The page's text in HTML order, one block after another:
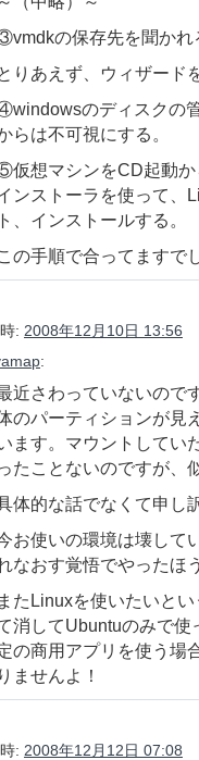
の保存先を聞かれ
りあえず、ウィザード
のディスクの
らは不可視にする。
仮想マシンをCD起動か
ンストーラを使って、
ト、インストールする。
の手順で合ってますで
: 2008年12月10日 13:56
:
近さわっていないので
のパーティションが見
ます。マウントしてい
たことないのですが、
体的な話でなくて申し
お使いの環境は壊して
なおす覚悟でやったほ
またLinuxを使いたいと
消してUbuntuのみで
の商用アプリを使う場
りませんよ！
: 2008年12月12日 07:08